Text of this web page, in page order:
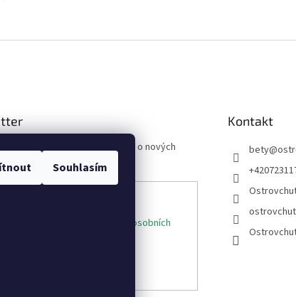
Souhlasím
vám budeme zasílat informace o nových
shopu.
podmínkami ochrany osobních
Kontakt
bety@